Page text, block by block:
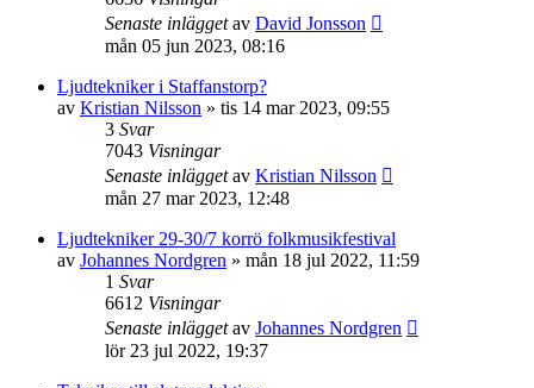
Senaste inläggetav David Jonsson
mån 05 jun 2023, 08:16
Ljudtekniker i Staffanstorp?
av Kristian Nilsson » tis 14 mar 2023, 09:55
3 Svar
7043 Visningar
Senaste inläggetav Kristian Nilsson
mån 27 mar 2023, 12:48
Ljudtekniker 29-30/7 korrö folkmusikfestival
av Johannes Nordgren » mån 18 jul 2022, 11:59
1 Svar
6612 Visningar
Senaste inläggetav Johannes Nordgren
lör 23 jul 2022, 19:37